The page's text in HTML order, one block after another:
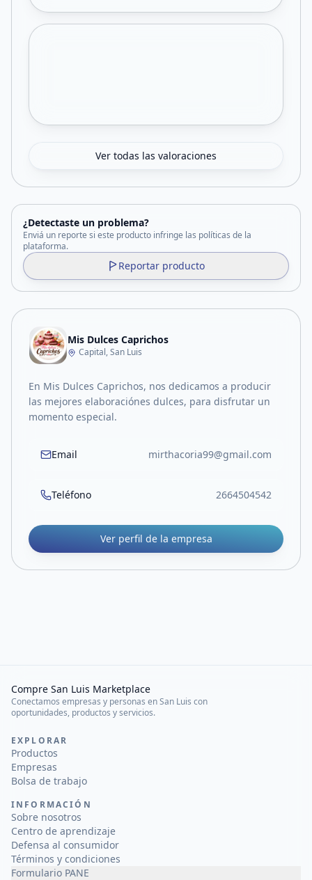
Ver todas las valoraciones
¿Detectaste un problema?
Enviá un reporte si este producto infringe las políticas de la
plataforma.
Reportar producto
Mis Dulces Caprichos
Capital, San Luis
En Mis Dulces Caprichos, nos dedicamos a producir
las mejores elaboraciónes dulces, para disfrutar un
momento especial.
Email mirthacoria99@gmail.com
Teléfono 2664504542
Ver perfil de la empresa
Compre San Luis Marketplace
Conectamos empresas y personas en San Luis con
oportunidades, productos y servicios.
EXPLORAR
Productos
Empresas
Bolsa de trabajo
INFORMACIÓN
Sobre nosotros
Centro de aprendizaje
Defensa al consumidor
Términos y condiciones
Formulario PANE